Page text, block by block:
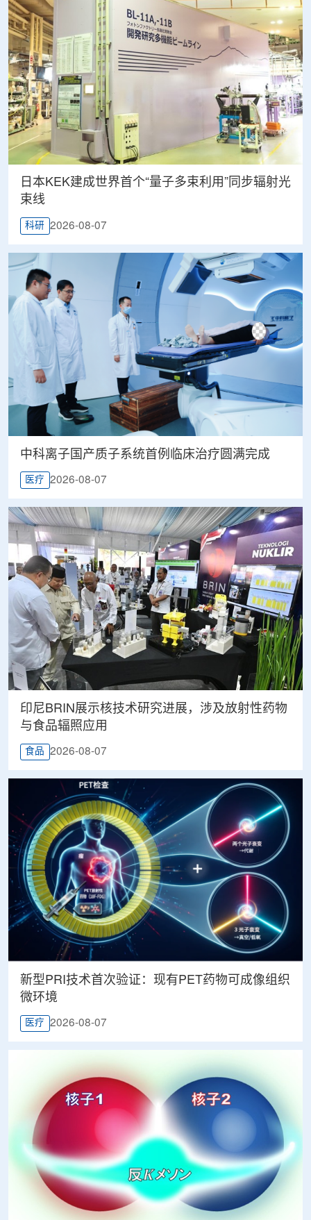
日本KEK建成世界首个“量子多束利用”同步辐射光
束线
科研 2026-08-07
中科离子国产质子系统首例临床治疗圆满完成
医疗 2026-08-07
印尼BRIN展示核技术研究进展，涉及放射性药物
与食品辐照应用
食品 2026-08-07
新型PRI技术首次验证：现有PET药物可成像组织
微环境
医疗 2026-08-07